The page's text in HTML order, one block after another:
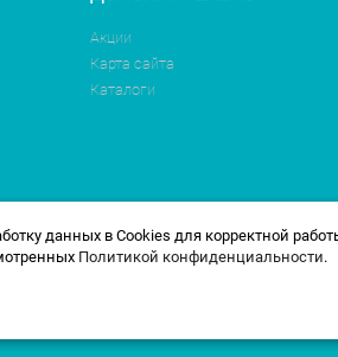
Акции
Карта сайта
Каталоги
по новому адресу.
данных в Cookies для корректной
Политикой конфиденциальности.